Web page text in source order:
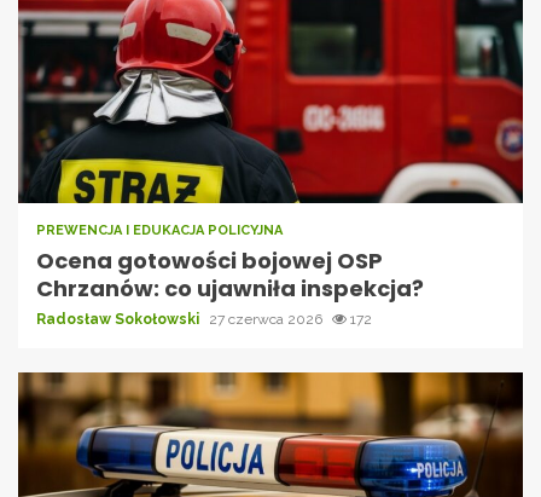
PREWENCJA I EDUKACJA POLICYJNA
Ocena gotowości bojowej OSP
Chrzanów: co ujawniła inspekcja?
Radosław Sokołowski 27 czerwca 2026 172